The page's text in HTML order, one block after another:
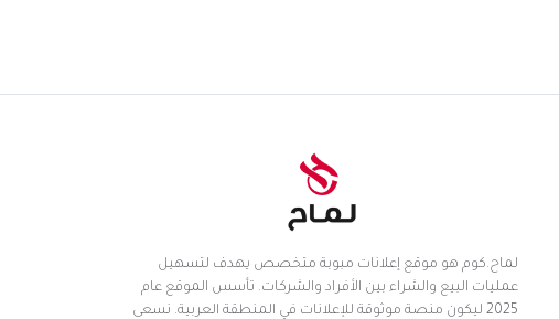
لماح.كوم هو موقع إعلانات مبوبة متخصص يهدف لتسهيل
عمليات البيع والشراء بين الأفراد والشركات. تأسس الموقع عام
2025 ليكون منصة موثوقة للإعلانات في المنطقة العربية. نسعى